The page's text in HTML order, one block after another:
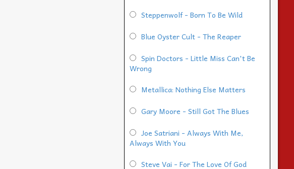
Steppenwolf - Born To Be Wild
Blue Oyster Cult - The Reaper
Spin Doctors - Little Miss Can't Be
Wrong
Metallica: Nothing Else Matters
Gary Moore - Still Got The Blues
Joe Satriani - Always With Me,
Always With You
Steve Vai - For The Love Of God